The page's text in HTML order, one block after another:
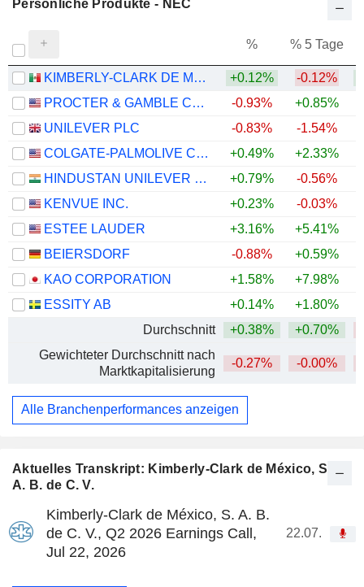
Aktuelles Transkript: Kimberly-Clark de México, S.
A. B. de C. V.
Kimberly-Clark de México, S. A. B.
de C. V., Q2 2026 Earnings Call,
Jul 22, 2026
22.07.
Persönliche Produkte - NEC
% % 5 Tage
KIMBERLY-CLARK DE MÉXICO, S. A. B. DE C. V. +0.12% -0.12%
PROCTER & GAMBLE COMPANY
-0.93% +0.85%
UNILEVER PLC
-0.83% -1.54%
COLGATE-PALMOLIVE COMPANY
+0.49% +2.33%
HINDUSTAN UNILEVER LIMITED
+0.79% -0.56%
KENVUE INC.
+0.23% -0.03%
ESTEE LAUDER
+3.16% +5.41%
BEIERSDORF
-0.88% +0.59%
KAO CORPORATION
+1.58% +7.98%
ESSITY AB
+0.14% +1.80%
Durchschnitt
+0.38% +0.70%
Gewichteter Durchschnitt nach
Marktkapitalisierung
-0.27% -0.00%
Alle Branchenperformances anzeigen